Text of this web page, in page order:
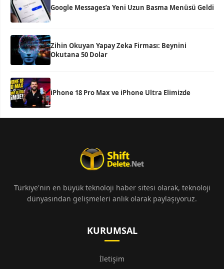
Google Messages’a Yeni Uzun Basma Menüsü Geldi
Zihin Okuyan Yapay Zeka Firması: Beynini
Okutana 50 Dolar
iPhone 18 Pro Max ve iPhone Ultra Elimizde
Türkiye'nin en büyük teknoloji haber sitesi olarak, teknoloji
dünyasından gelişmeleri anlık olarak paylaşıyoruz.
KURUMSAL
İletişim